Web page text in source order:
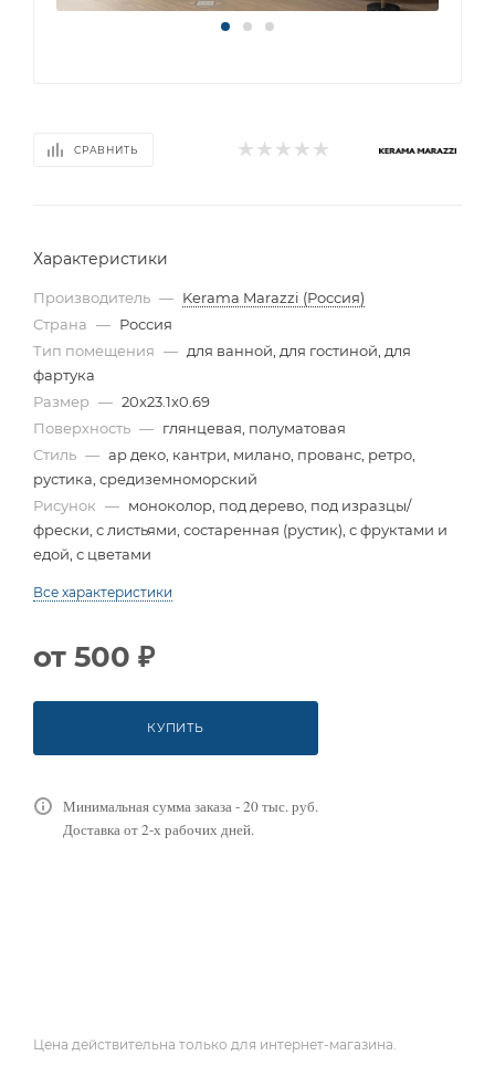
СРАВНИТЬ
Характеристики
Производитель — Kerama Marazzi (Россия)
Страна — Россия
Тип помещения — для ванной, для гостиной, для
фартука
Размер — 20x23.1x0.69
Поверхность — глянцевая, полуматовая
Стиль — ар деко, кантри, милано, прованс, ретро,
рустика, средиземноморский
Рисунок — моноколор, под дерево, под изразцы/
фрески, с листьями, состаренная (рустик), с фруктами и
едой, с цветами
Все характеристики
от 500 ₽
КУПИТЬ
Минимальная сумма заказа - 20 тыс. руб.
Доставка от 2-х рабочих дней.
Цена действительна только для интернет-магазина.